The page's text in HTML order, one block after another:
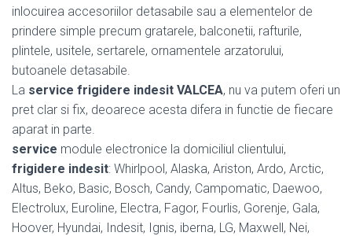
inlocuirea accesoriilor detasabile sau a elementelor de
prindere simple precum gratarele, balconetii, rafturile,
plintele, usitele, sertarele, ornamentele arzatorului,
butoanele detasabile.
La service frigidere indesit VALCEA, nu va putem oferi un
pret clar si fix, deoarece acesta difera in functie de fiecare
aparat in parte.
service module electronice la domiciliul clientului,
frigidere indesit: Whirlpool, Alaska, Ariston, Ardo, Arctic,
Altus, Beko, Basic, Bosch, Candy, Campomatic, Daewoo,
Electrolux, Euroline, Electra, Fagor, Fourlis, Gorenje, Gala,
Hoover, Hyundai, Indesit, Ignis, iberna, LG, Maxwell, Nei,